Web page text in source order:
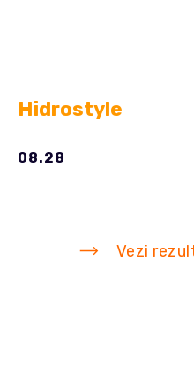
Hidrostyle
08.28
Vezi